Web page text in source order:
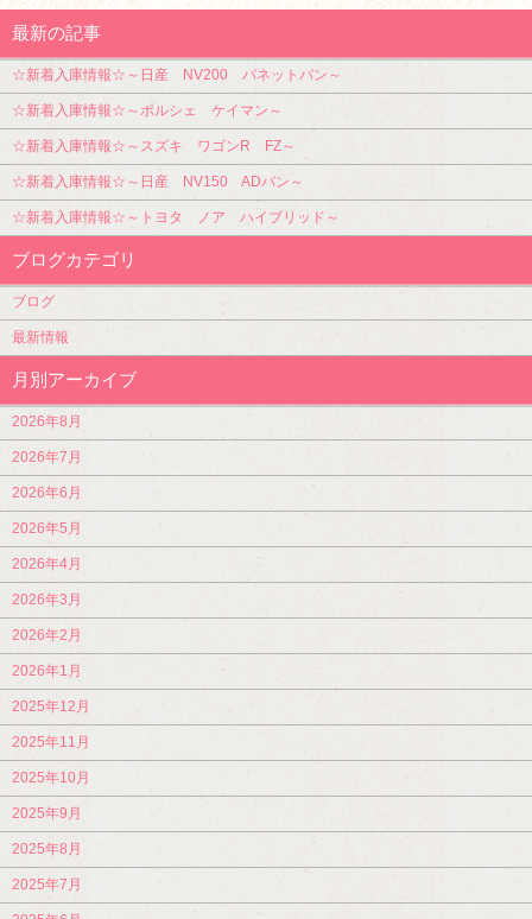
最新の記事
☆新着入庫情報☆～日産 NV200 バネットバン～
☆新着入庫情報☆～ポルシェ ケイマン～
☆新着入庫情報☆～スズキ ワゴンR FZ～
☆新着入庫情報☆～日産 NV150 ADバン～
☆新着入庫情報☆～トヨタ ノア ハイブリッド～
ブログカテゴリ
ブログ
最新情報
月別アーカイブ
2026年8月
2026年7月
2026年6月
2026年5月
2026年4月
2026年3月
2026年2月
2026年1月
2025年12月
2025年11月
2025年10月
2025年9月
2025年8月
2025年7月